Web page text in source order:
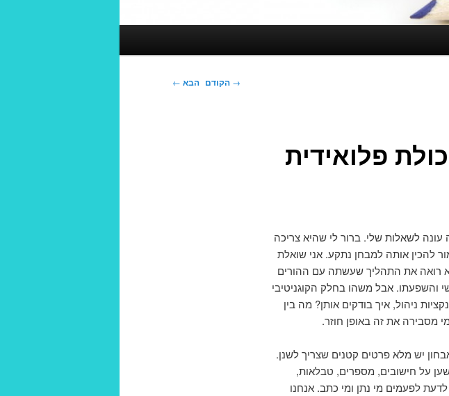
ניווט
→ הקודם הבא ←
פלואידית
לשאלות שלי. ברור לי שהיא צריכה
להכין אותה למבחן נתקע. אני שואלת
רואה את התהליך שעשתה עם ההורים
והשפעתו. אבל משהו בחלק הקוגניטיבי
ניהול, איך בודקים אותן? מה בין
מסבירה את זה באופן חוזר.
יש מלא פרטים קטנים שצריך לשנן.
על חישובים, מספרים, טבלאות,
לפעמים מי נתן ומי כתב. אנחנו